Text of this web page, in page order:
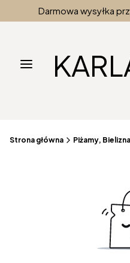
Darmowa wysyłka
Menu
Strona główna Piżamy, Bielizna